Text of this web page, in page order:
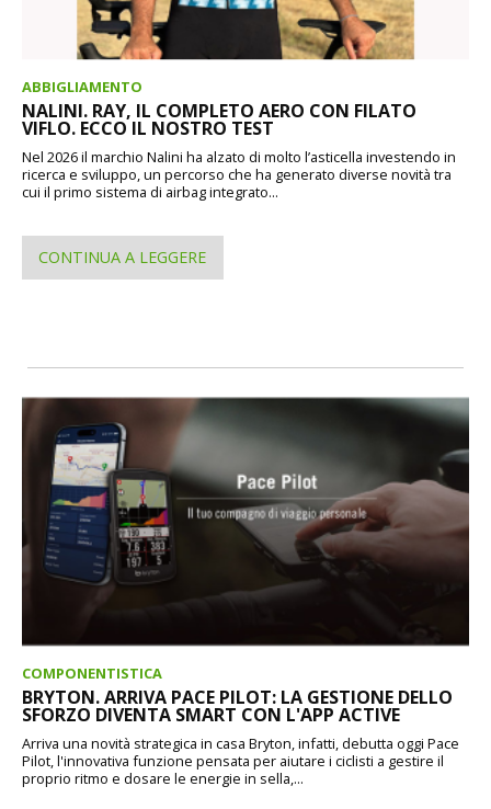
ABBIGLIAMENTO
NALINI. RAY, IL COMPLETO AERO CON FILATO
VIFLO. ECCO IL NOSTRO TEST
Nel 2026 il marchio Nalini ha alzato di molto l’asticella investendo in
ricerca e sviluppo, un percorso che ha generato diverse novità tra
cui il primo sistema di airbag integrato...
CONTINUA A LEGGERE
COMPONENTISTICA
BRYTON. ARRIVA PACE PILOT: LA GESTIONE DELLO
SFORZO DIVENTA SMART CON L'APP ACTIVE
Arriva una novità strategica in casa Bryton, infatti, debutta oggi Pace
Pilot, l'innovativa funzione pensata per aiutare i ciclisti a gestire il
proprio ritmo e dosare le energie in sella,...